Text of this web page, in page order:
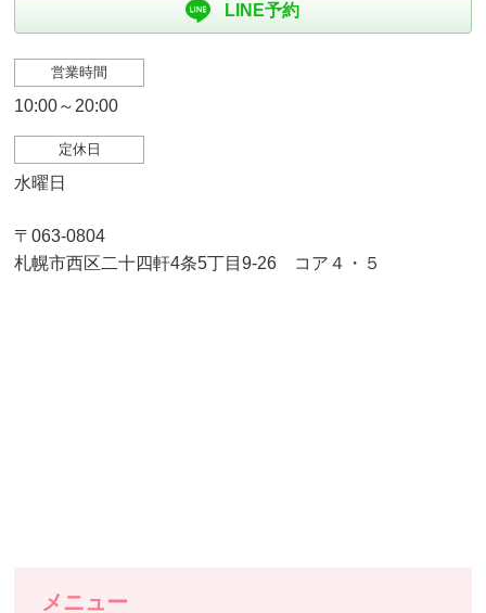
LINE予約
営業時間
10:00～20:00
定休日
水曜日
〒063-0804
札幌市西区二十四軒4条5丁目9-26 コア４・５
メニュー